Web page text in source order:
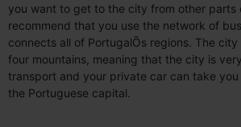
you want to get to the city from other parts
recommend that you use the network of
connects all of PortugalÕs regions. The
four mountains, meaning that the city is
transport and your private car can take
the Portuguese capital.